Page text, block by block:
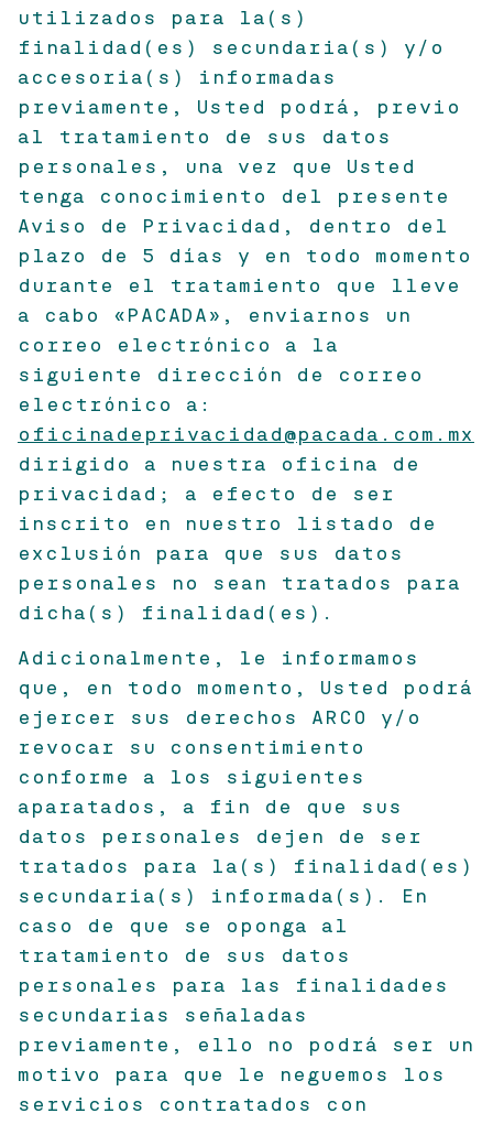
utilizados para la(s)
finalidad(es) secundaria(s) y/o
accesoria(s) informadas
previamente, Usted podrá, previo
al tratamiento de sus datos
personales, una vez que Usted
tenga conocimiento del presente
Aviso de Privacidad, dentro del
plazo de 5 días y en todo momento
durante el tratamiento que lleve
a cabo «PACADA», enviarnos un
correo electrónico a la
siguiente dirección de correo
electrónico a:
oficinadeprivacidad@pacada.com.mx
dirigido a nuestra oficina de
privacidad; a efecto de ser
inscrito en nuestro listado de
exclusión para que sus datos
personales no sean tratados para
dicha(s) finalidad(es).
Adicionalmente, le informamos
que, en todo momento, Usted podrá
ejercer sus derechos ARCO y/o
revocar su consentimiento
conforme a los siguientes
aparatados, a fin de que sus
datos personales dejen de ser
tratados para la(s) finalidad(es)
secundaria(s) informada(s). En
caso de que se oponga al
tratamiento de sus datos
personales para las finalidades
secundarias señaladas
previamente, ello no podrá ser un
motivo para que le neguemos los
servicios contratados con